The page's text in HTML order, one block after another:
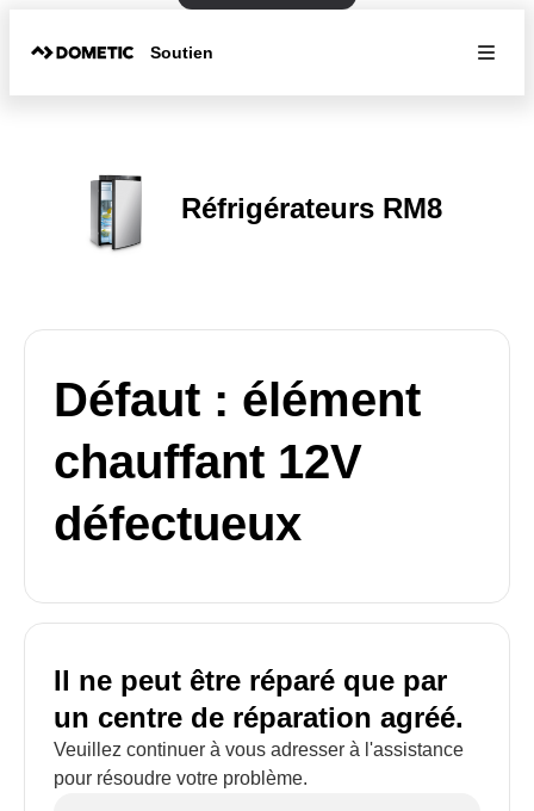
Soutien
Réfrigérateurs RM8
Défaut : élément
chauffant 12V
défectueux
Il ne peut être réparé que par
un centre de réparation agréé.
Veuillez continuer à vous adresser à l'assistance
pour résoudre votre problème.